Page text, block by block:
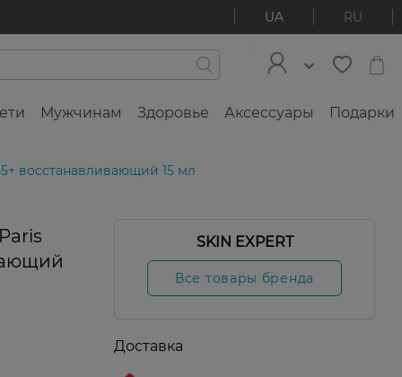
UA RU
Мужчинам Здоровье Аксессуары Подарки
восстанавливающий 15 мл
SKIN EXPERT
Все товары бренда
Доставка